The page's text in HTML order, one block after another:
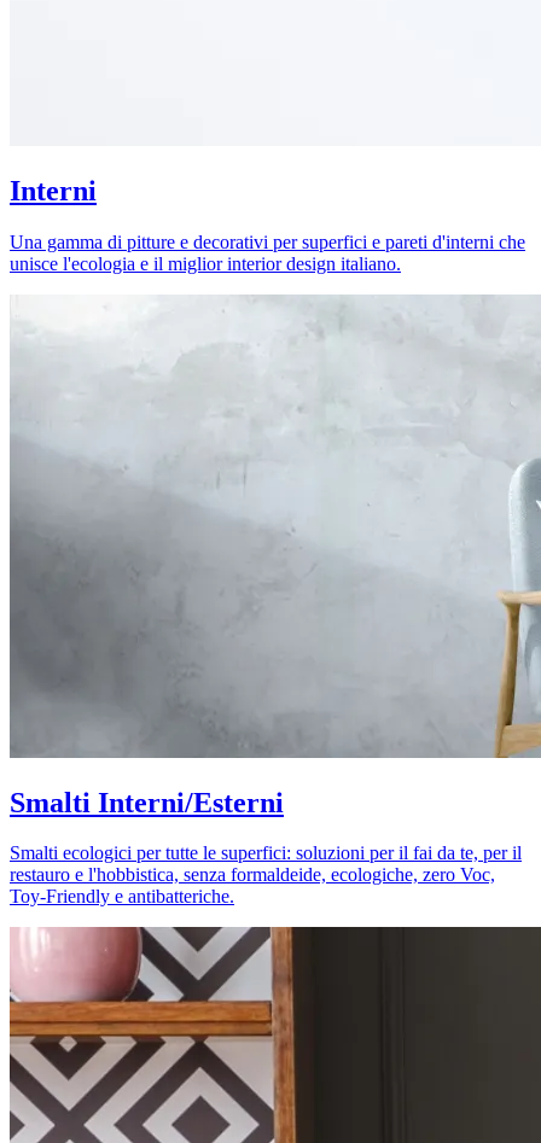
Interni
Una gamma di pitture e decorativi per superfici e pareti d'interni che
unisce l'ecologia e il miglior interior design italiano.
Smalti Interni/Esterni
Smalti ecologici per tutte le superfici: soluzioni per il fai da te, per il
restauro e l'hobbistica, senza formaldeide, ecologiche, zero Voc,
Toy-Friendly e antibatteriche.